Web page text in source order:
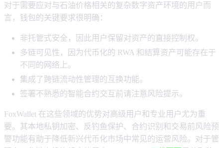
对于需要应对与石油价格相关的复杂数字资产环境的用户而
言，钱包的关键要求很明确：
非托管式安全，因此用户保留对资产的直接控制权。
多链可见性，因为代币化的 RWA 和结算资产可能存在于
不同的网络上。
集成了跨链流动性管理的互换功能。
签署不熟悉的智能合约交互前请注意风险提示。
FoxWallet 在这些领域的优势对高级用户和专业用户尤为重
要。其本地私钥加密、反钓鱼保护、合约识别和交易前风险预
警功能有助于降低新兴代币化市场中常见的运营风险。对于管